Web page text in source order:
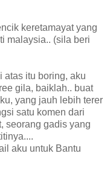
keretamayat yang
malaysia.. (sila beri
atas itu boring, aku
gila, baiklah.. buat
yang jauh lebih terer
satu komen dari
seorang gadis yang
aku untuk Bantu